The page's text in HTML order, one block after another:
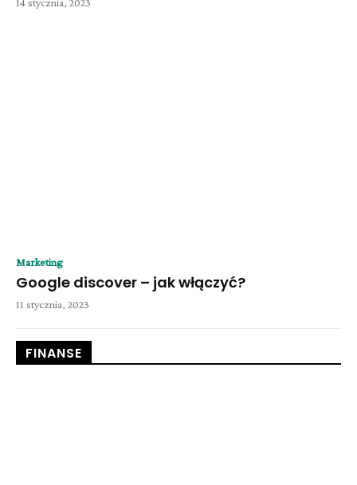
Marketing
Google discover – jak włączyć?
11 stycznia, 2023
FINANSE